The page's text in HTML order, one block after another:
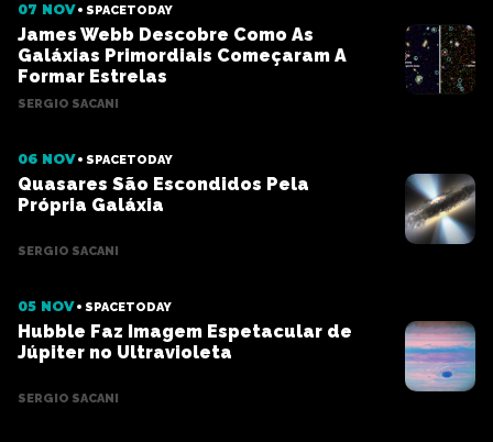
07 NOV SPACETODAY
James Webb Descobre Como As
Galáxias Primordiais Começaram A
Formar Estrelas
SERGIO SACANI
06 NOV SPACETODAY
Quasares São Escondidos Pela
Própria Galáxia
SERGIO SACANI
05 NOV SPACETODAY
Hubble Faz Imagem Espetacular de
Júpiter no Ultravioleta
SERGIO SACANI